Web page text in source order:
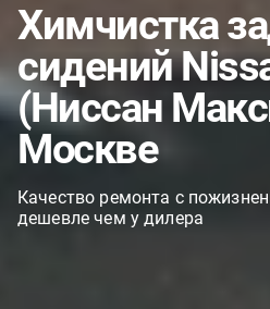
Химчистка
сидений
(Ниссан
Москве
Качество ремонта с
дешевле чем у дилера